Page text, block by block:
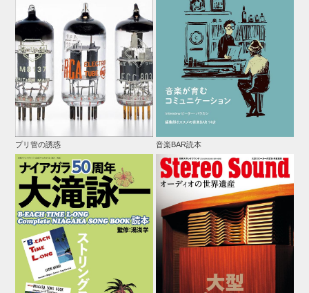
プリ管の誘惑 音楽BAR読本